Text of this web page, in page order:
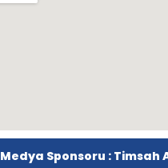
Medya Sponsoru : Timsah